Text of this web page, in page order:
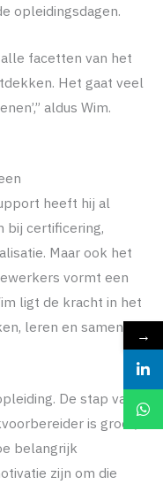
opleidingsdagen.
facetten van het
Het gaat veel
aldus Wim.
heeft hij al
bij certificering,
Maar ook het
vormt een
ligt de kracht in het
leren en samen
De stap van
is groot,
belangrijk
zijn om die
→